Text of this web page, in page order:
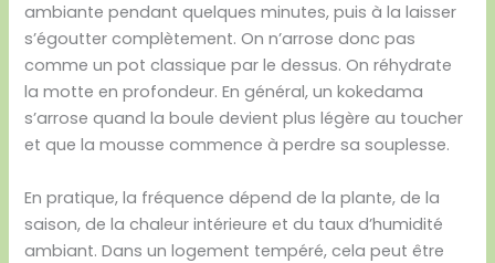
ambiante pendant quelques minutes, puis à la laisser
s’égoutter complètement. On n’arrose donc pas
comme un pot classique par le dessus. On réhydrate
la motte en profondeur. En général, un kokedama
s’arrose quand la boule devient plus légère au toucher
et que la mousse commence à perdre sa souplesse.
En pratique, la fréquence dépend de la plante, de la
saison, de la chaleur intérieure et du taux d’humidité
ambiant. Dans un logement tempéré, cela peut être